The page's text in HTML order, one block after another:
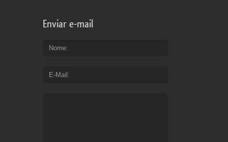
Enviar e-mail
Nome
E-Mail